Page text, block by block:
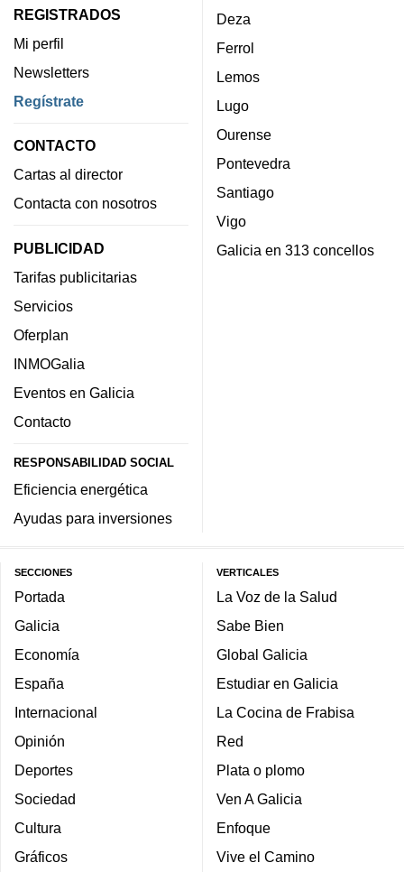
REGISTRADOS
Mi perfil
Newsletters
Regístrate
CONTACTO
Cartas al director
Contacta con nosotros
PUBLICIDAD
Tarifas publicitarias
Servicios
Oferplan
INMOGalia
Eventos en Galicia
Contacto
RESPONSABILIDAD SOCIAL
Eficiencia energética
Ayudas para inversiones
Deza
Ferrol
Lemos
Lugo
Ourense
Pontevedra
Santiago
Vigo
Galicia en 313 concellos
SECCIONES
Portada
Galicia
Economía
España
Internacional
Opinión
Deportes
Sociedad
Cultura
Gráficos
VERTICALES
La Voz de la Salud
Sabe Bien
Global Galicia
Estudiar en Galicia
La Cocina de Frabisa
Red
Plata o plomo
Ven A Galicia
Enfoque
Vive el Camino